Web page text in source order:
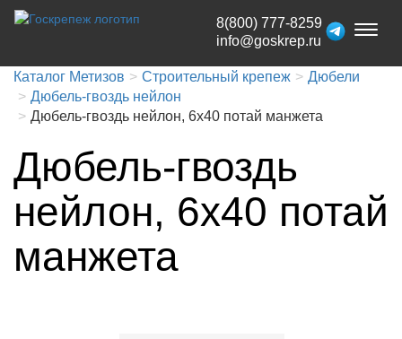
Toggle
8(800) 777-8259
info@goskrep.ru
Каталог Метизов Строительный крепеж
Дюбели
Дюбель-гвоздь нейлон
Дюбель-гвоздь нейлон, 6х40 потай манжета
Дюбель-гвоздь
нейлон, 6х40 потай
манжета